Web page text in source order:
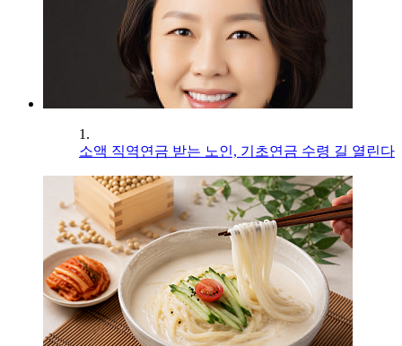
1.
소액 직역연금 받는 노인, 기초연금 수령 길 열린다